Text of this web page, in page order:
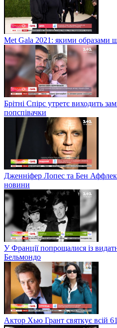
Met Gala 2021: якими образами
Брітні Спірс утретє виходить
попспівачки
Дженніфер Лопес та Бен Аффлек
новини
У Франції попрощалися із
Бельмондо
Актор Хью Грант святкує всій